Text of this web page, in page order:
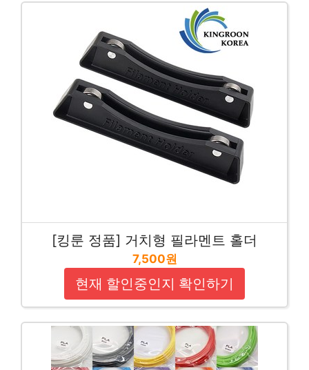
[킹룬 정품] 거치형 필라멘트 홀더
7,500원
현재 할인중인지 확인하기